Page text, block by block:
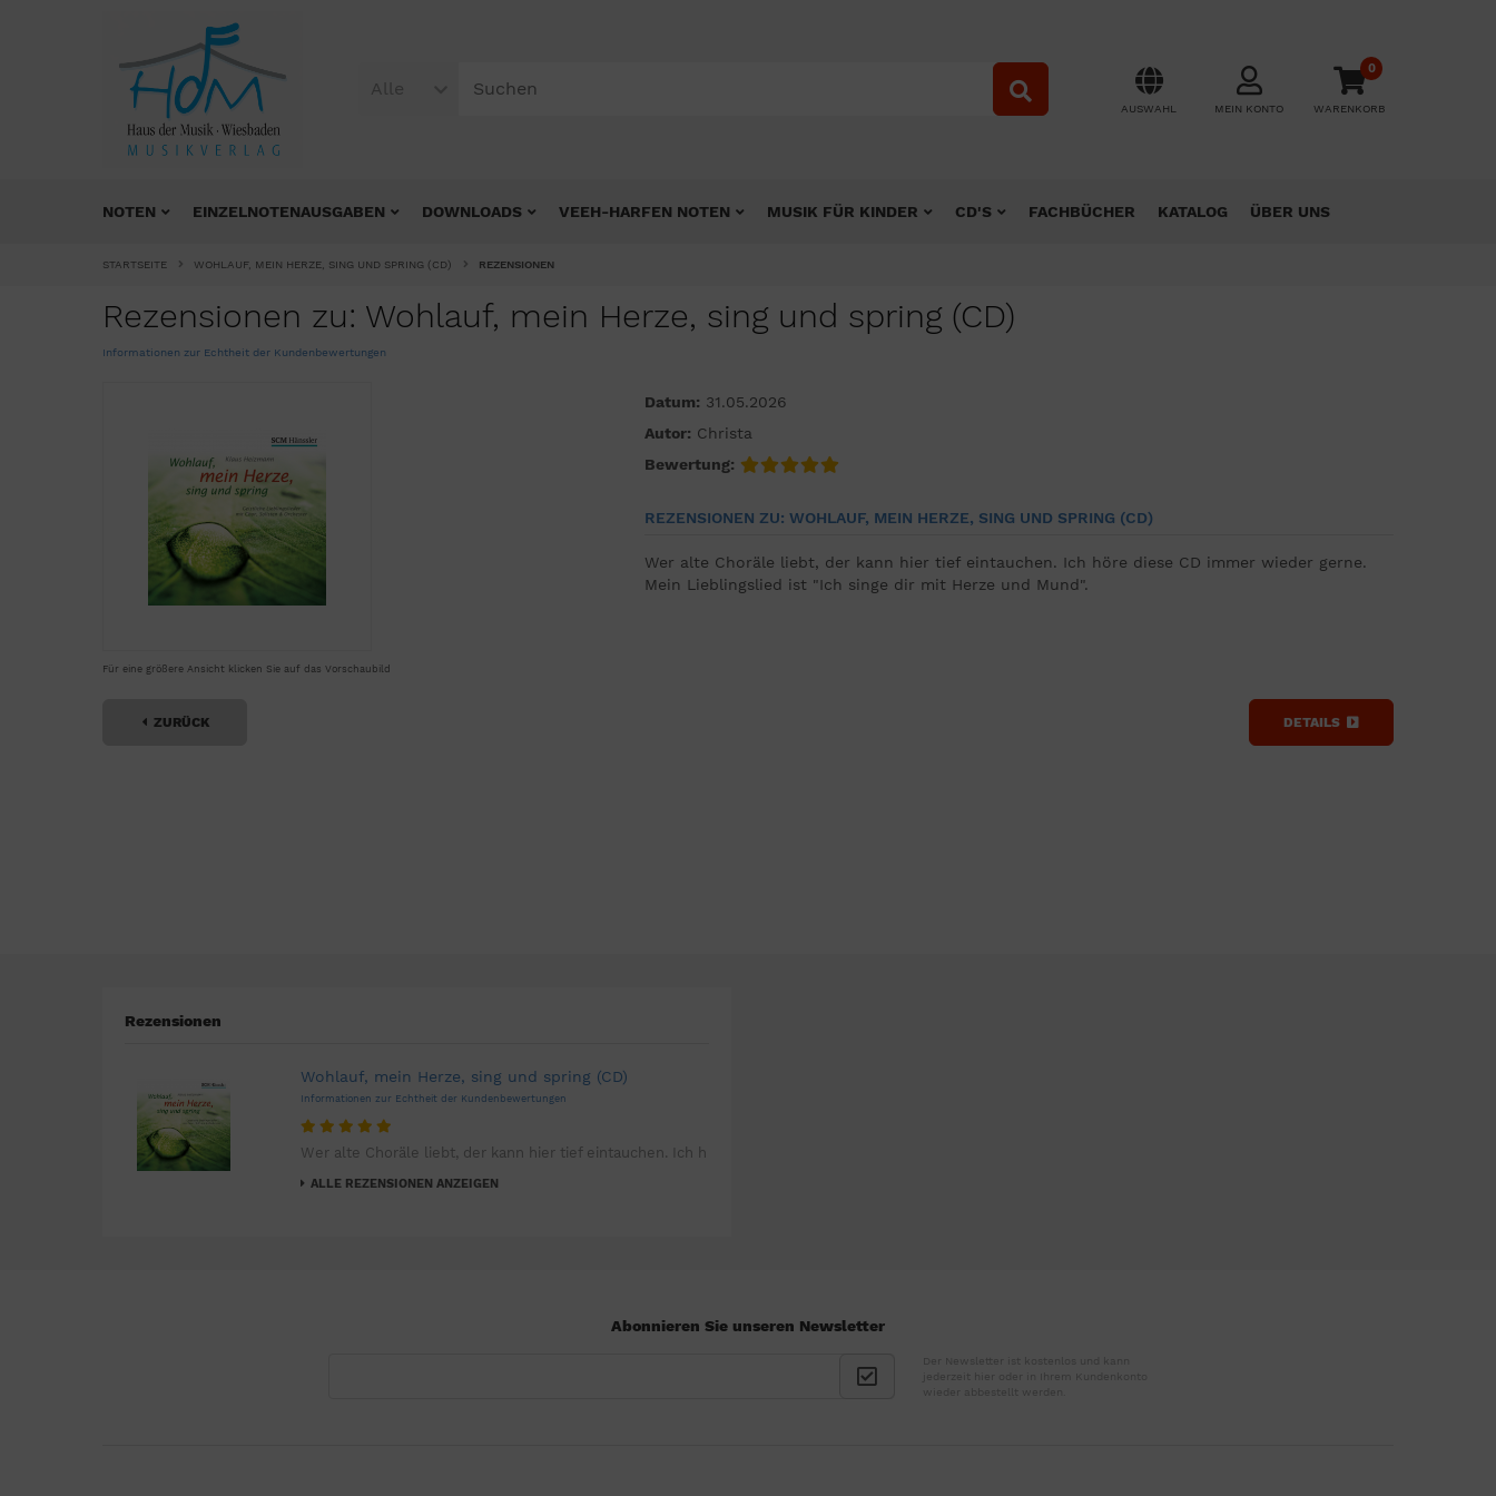
Alle
AUSWAHL MEIN KONTO
0
WARENKORB
NOTEN EINZELNOTENAUSGABEN DOWNLOADS VEEH-HARFEN NOTEN MUSIK FÜR KINDER CD'S FACHBÜCHER KATALOG ÜBER UNS
STARTSEITE WOHLAUF, MEIN HERZE, SING UND SPRING (CD) REZENSIONEN
Rezensionen zu: Wohlauf, mein Herze, sing und spring (CD)
Informationen zur Echtheit der Kundenbewertungen
Für eine größere Ansicht klicken Sie auf das Vorschaubild
Datum: 31.05.2026
Autor: Christa
Bewertung:
REZENSIONEN ZU: WOHLAUF, MEIN HERZE, SING UND SPRING (CD)
Wer alte Choräle liebt, der kann hier tief eintauchen. Ich höre diese CD immer wieder gerne.
Mein Lieblingslied ist "Ich singe dir mit Herze und Mund".
ZURÜCK DETAILS
Rezensionen
Wohlauf, mein Herze, sing und spring (CD)
Informationen zur Echtheit der Kundenbewertungen
Wer alte Choräle liebt, der kann hier tief eintauchen. Ich h
ALLE REZENSIONEN ANZEIGEN
Abonnieren Sie unseren Newsletter
Der Newsletter ist kostenlos und kann
jederzeit hier oder in Ihrem Kundenkonto
wieder abbestellt werden.